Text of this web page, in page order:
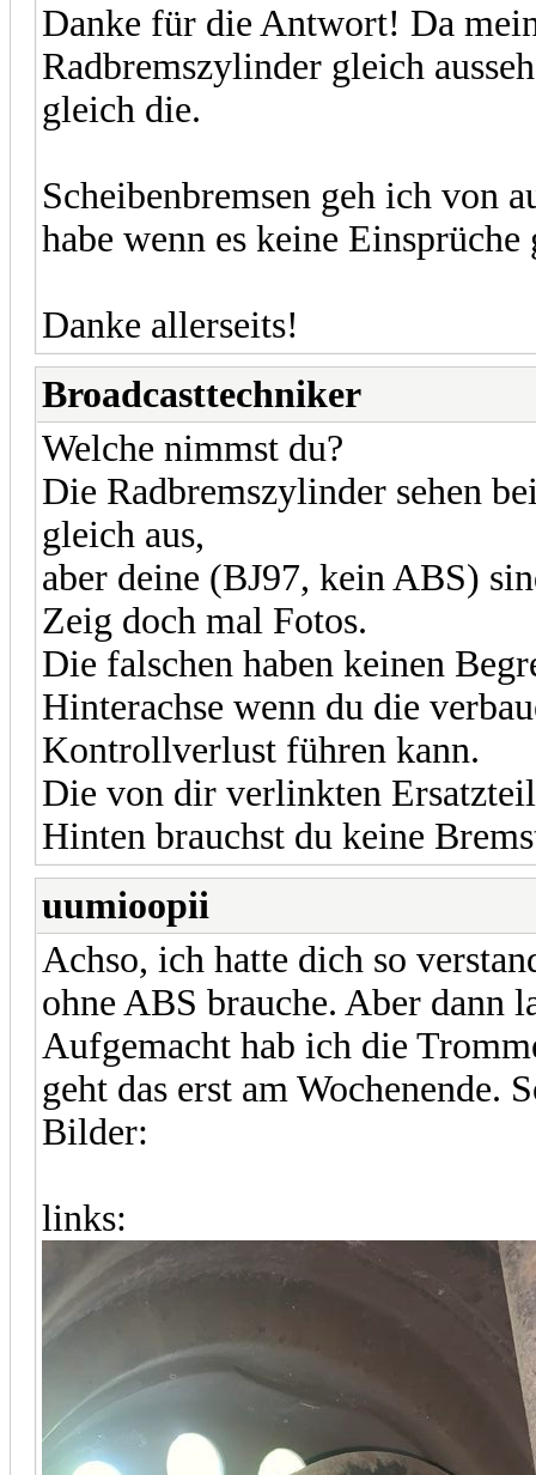
Danke für die Antwort! Da
Radbremszylinder gleich
gleich die.
Scheibenbremsen geh ich von
habe wenn es keine Einsprüche
Danke allerseits!
Broadcasttechniker
Welche nimmst du?
Die Radbremszylinder sehen
gleich aus,
aber deine (BJ97, kein ABS)
Zeig doch mal Fotos.
Die falschen haben keinen
Hinterachse wenn du die
Kontrollverlust führen kann.
Die von dir verlinkten
Hinten brauchst du keine
uumioopii
Achso, ich hatte dich so
ohne ABS brauche. Aber dann
Aufgemacht hab ich die
geht das erst am Wochenende.
Bilder:
links: